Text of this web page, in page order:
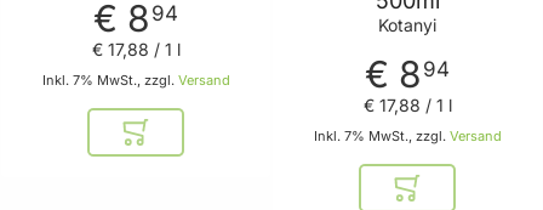
€ 8 94
Inkl. 7% MwSt., zzgl. Versand
€ 17,88 / 1 l
In den Warenkorb
Kotanyi
€ 8 94
Inkl. 7% MwSt., zzgl. Versand
€ 17,88 / 1 l
In den